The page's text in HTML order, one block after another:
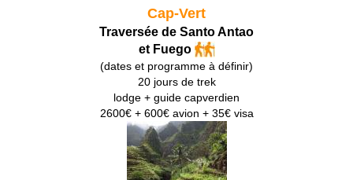
Cap-Vert
Traversée de Santo Antao
et Fuego
(dates et programme à définir)
20 jours de trek
lodge + guide capverdien
2600€ + 600€ avion + 35€ visa